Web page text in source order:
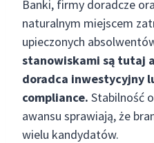
Banki, firmy doradcze
naturalnym miejscem
upieczonych
stanowiskami są tutaj
doradca inwestycyjny
compliance. Stabilność
awansu sprawiają, że
wielu kandydatów.